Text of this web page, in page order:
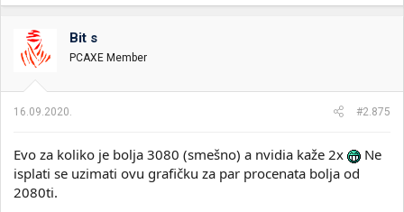
v
a
:
Bit s
PCAXE Member
16.09.2020. #2.875
Evo za koliko je bolja 3080 (smešno) a nvidia kaže 2x
Ne
isplati se uzimati ovu grafičku za par procenata bolja od
2080ti.